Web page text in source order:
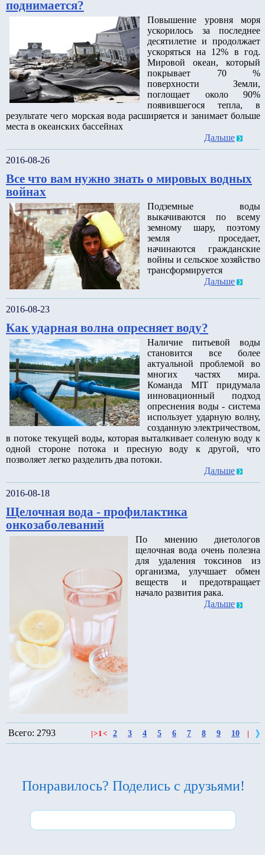
поднимается?
Повышение уровня моря
ускорилось за последнее
десятилетие и продолжает
ускоряться на 12% в год.
Мировой океан, который
покрывает 70 %
поверхности Земли,
поглощает около 90%
появившегося тепла, в
результате чего морская вода расширяется и занимает больше
места в океанских бассейнах
Дальше
2016-08-26
Все что вам нужно знать о мировых водных
войнах
Подземные воды
выкачиваются по всему
земному шару, поэтому
земля проседает,
начинаются гражданские
войны и сельское хозяйство
трансформируется
Дальше
2016-08-23
Как ударная волна опресняет воду?
Наличие питьевой воды
становится все более
актуальной проблемой во
многих частях мира.
Команда MIT придумала
инновационный подход
опреснения воды - система
использует ударную волну,
созданную электричеством,
в потоке текущей воды, которая выталкивает соленую воду к
одной стороне потока и пресную воду к другой, что
позволяет легко разделить два потоки.
Дальше
2016-08-18
Щелочная вода - профилактика
онкозаболеваний
По мнению диетологов
щелочная вода очень полезна
для удаления токсинов из
организма, улучшает обмен
веществ и предотвращает
начало развития рака.
Дальше
Всего: 2793 >1< 2 3 4 5 6 7 8 9 10
Понравилось? Поделись с друзьями!